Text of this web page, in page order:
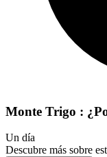
Monte Trigo :
Un día
Descubre más sobre